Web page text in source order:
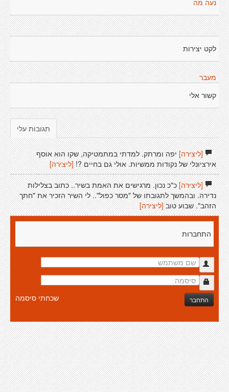
נעה מה
לקט יצירות
מעבר
קשור אלי
תגובות עלי
[ליצירה]יפה ומרתק. למדתי במתמטיקה, שקו הוא אוסף
אירציונלי של נקודות ממשיות. אולי גם בחיים ?! [ליצירה]
[ליצירה]כ"כ נכון. מרגישים את האמת בשיר.. כתוב בצלילות
נדירה. ובהמשך לתגובתו של "מסר כפול".. לי השיר הזכיר את "חתך
הזהב". שבוע טוב[ליצירה]
התחברות
התחבר שכחתי סיסמה